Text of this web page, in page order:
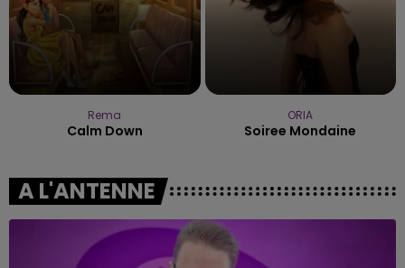
Rema
Calm Down
ORIA
Soiree Mondaine
A L'ANTENNE